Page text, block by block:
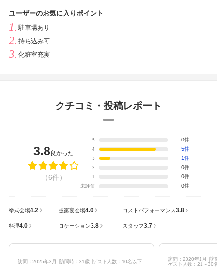
ユーザーのお気に入りポイント
駐車場あり
持ち込み可
化粧室充実
クチコミ・投稿レポート
3.8 良かった
（6件）
5 0件
4 5件
3 1件
2 0件
1 0件
未評価 0件
挙式会場4.2 披露宴会場4.0 コストパフォーマンス3.8
料理4.0 ロケーション3.8 スタッフ3.7
訪問：2025年3月 訪問時：31歳 ゲスト人数：10名以下 訪問：2020年1月
訪
ゲスト人数：21～30